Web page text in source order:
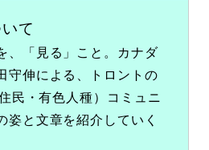
て
、「見る」こと。カナダ
守伸による、トロントの
民・有色人種）コミュニ
姿と文章を紹介していく